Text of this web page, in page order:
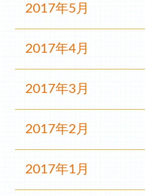
2017年5月
2017年4月
2017年3月
2017年2月
2017年1月